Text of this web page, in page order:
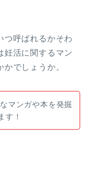
つ呼ばれるかそわ
妊活に関するマン
でしょうか。
マンガや本を発掘
す！